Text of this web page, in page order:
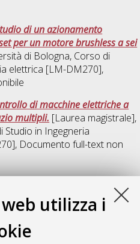
utilizza i
di un azionamento
per un motore brushless a sei
di Bologna, Corso di
elettrica [LM-DM270],
di macchine elettriche a
multipli. [Laurea magistrale],
Studio in Ingegneria
, Documento full-text non
e validazione dei circuiti di
di una pressa compattatrice
di Bologna, Corso di